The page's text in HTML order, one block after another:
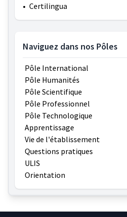
• Certilingua
Naviguez dans nos Pôles
Pôle International
Pôle Humanités
Pôle Scientifique
Pôle Professionnel
Pôle Technologique
Apprentissage
Vie de l'établissement
Questions pratiques
ULIS
Orientation